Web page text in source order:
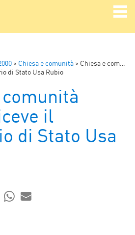
> Chiesa e comunità > Chiesa e comunità
di Stato Usa Rubio
il
di Stato Usa